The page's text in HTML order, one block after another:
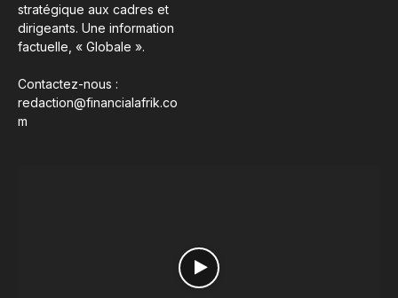
stratégique aux cadres et
dirigeants. Une information
factuelle, « Globale ».
Contactez-nous :
redaction@financialafrik.co
m